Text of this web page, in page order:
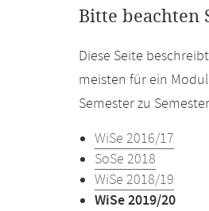
Bitte beachten
Diese Seite
meisten für ein
Semester zu
WiSe 2016/17
SoSe 2018
WiSe 2018/19
WiSe 2019/20